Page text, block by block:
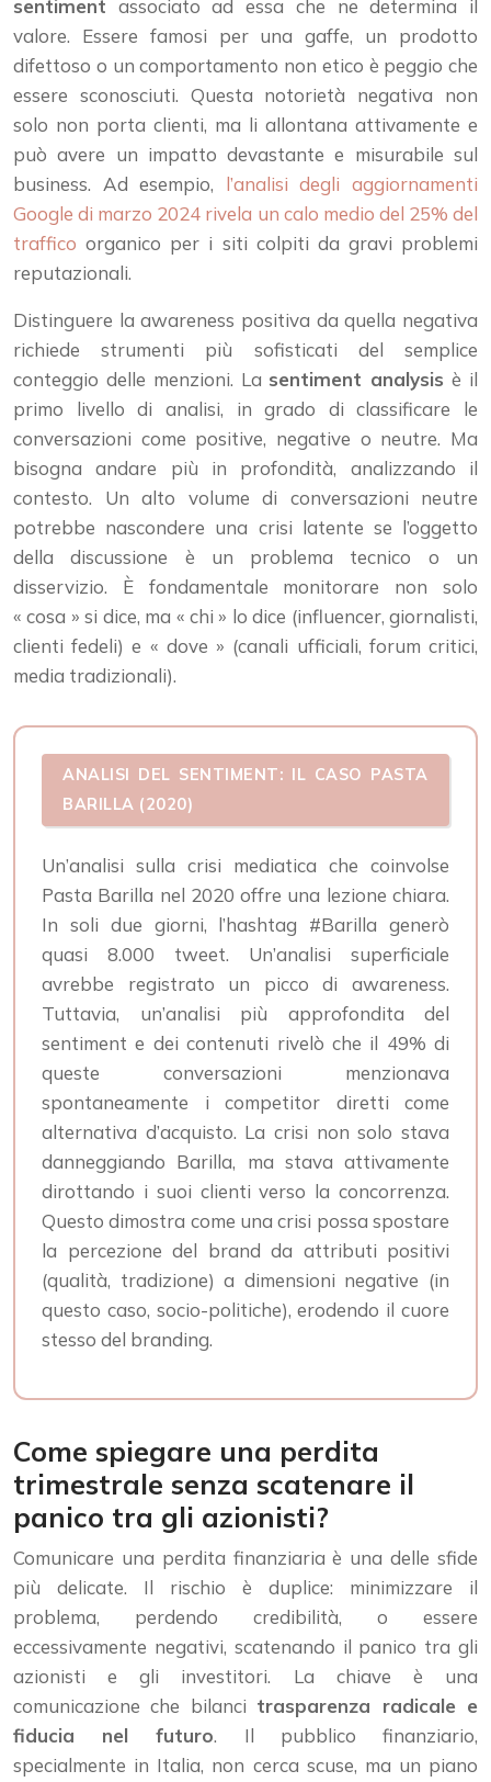
sentiment associato ad essa che ne determina il
valore. Essere famosi per una gaffe, un prodotto
difettoso o un comportamento non etico è peggio che
essere sconosciuti. Questa notorietà negativa non
solo non porta clienti, ma li allontana attivamente e
può avere un impatto devastante e misurabile sul
business. Ad esempio, l’analisi degli aggiornamenti
Google di marzo 2024 rivela un calo medio del 25% del
traffico organico per i siti colpiti da gravi problemi
reputazionali.
Distinguere la awareness positiva da quella negativa
richiede strumenti più sofisticati del semplice
conteggio delle menzioni. La sentiment analysis è il
primo livello di analisi, in grado di classificare le
conversazioni come positive, negative o neutre. Ma
bisogna andare più in profondità, analizzando il
contesto. Un alto volume di conversazioni neutre
potrebbe nascondere una crisi latente se l’oggetto
della discussione è un problema tecnico o un
disservizio. È fondamentale monitorare non solo
« cosa » si dice, ma « chi » lo dice (influencer, giornalisti,
clienti fedeli) e « dove » (canali ufficiali, forum critici,
media tradizionali).
ANALISI DEL SENTIMENT: IL CASO PASTA
BARILLA (2020)
Un’analisi sulla crisi mediatica che coinvolse
Pasta Barilla nel 2020 offre una lezione chiara.
In soli due giorni, l’hashtag #Barilla generò
quasi 8.000 tweet. Un’analisi superficiale
avrebbe registrato un picco di awareness.
Tuttavia, un’analisi più approfondita del
sentiment e dei contenuti rivelò che il 49% di
queste conversazioni menzionava
spontaneamente i competitor diretti come
alternativa d’acquisto. La crisi non solo stava
danneggiando Barilla, ma stava attivamente
dirottando i suoi clienti verso la concorrenza.
Questo dimostra come una crisi possa spostare
la percezione del brand da attributi positivi
(qualità, tradizione) a dimensioni negative (in
questo caso, socio-politiche), erodendo il cuore
stesso del branding.
Come spiegare una perdita
trimestrale senza scatenare il
panico tra gli azionisti?
Comunicare una perdita finanziaria è una delle sfide
più delicate. Il rischio è duplice: minimizzare il
problema, perdendo credibilità, o essere
eccessivamente negativi, scatenando il panico tra gli
azionisti e gli investitori. La chiave è una
comunicazione che bilanci trasparenza radicale e
fiducia nel futuro. Il pubblico finanziario,
specialmente in Italia, non cerca scuse, ma un piano